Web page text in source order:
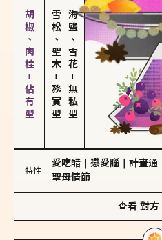
胡椒、肉桂－佔有型 雪松、聖木
－
務實型
海鹽、雪花
－
無私型
特性
愛吃醋 戀愛腦 計畫通
聖母情節
查看 對方